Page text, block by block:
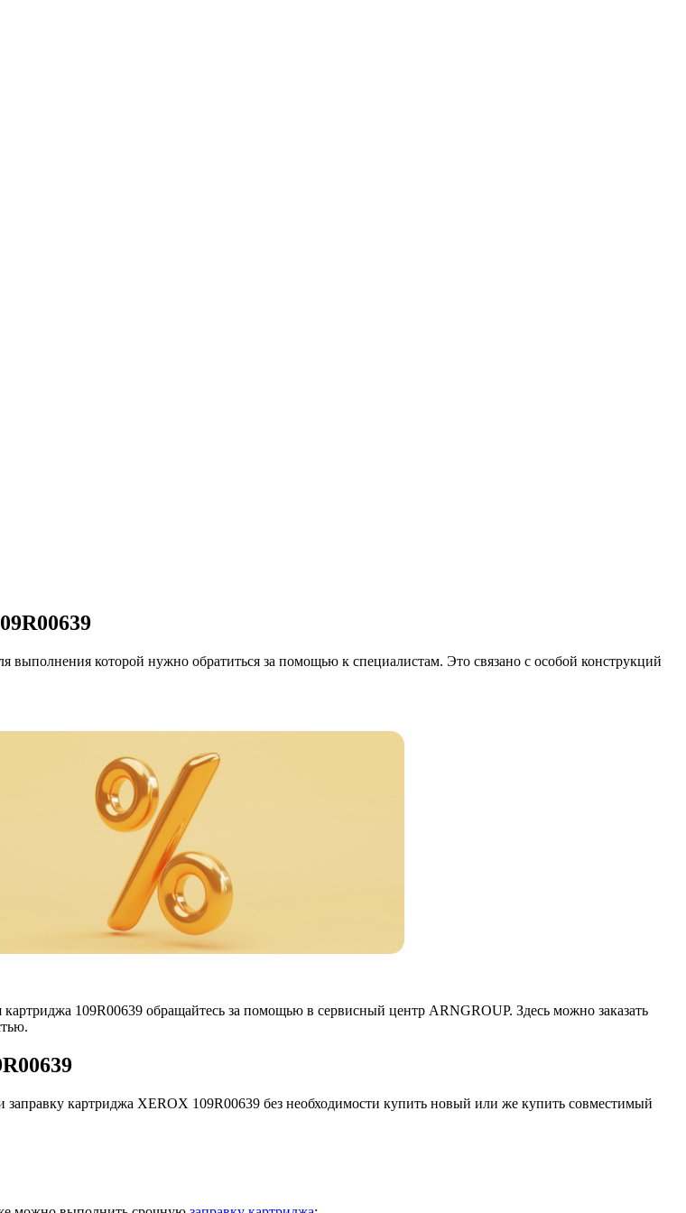
выполнения которой нужно обратиться за помощью к специалистам. Это связано с особой конструкций
109R00639 обращайтесь за помощью в сервисный центр ARNGROUP. Здесь можно заказать
картриджа XEROX 109R00639 без необходимости купить новый или же купить совместимый